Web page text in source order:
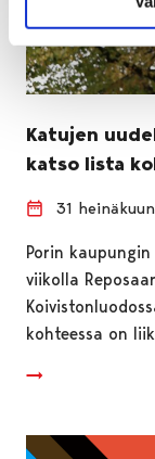
Katujen
katso lista
31
Porin
viikolla
kohteessa on